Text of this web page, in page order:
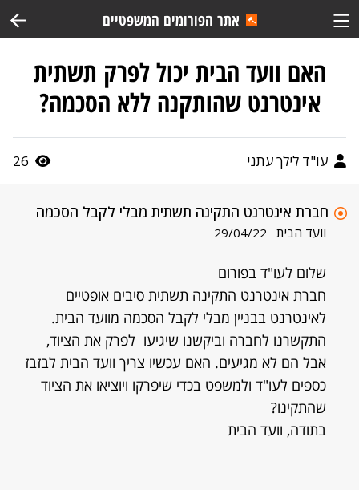
אתר הפורומים המשפטיים
האם וועד הבית יכול לפרק תשתית
אינטרנט שהותקנה ללא הסכמה?
עו"ד לילך עתני 26
חברת אינטרנט התקינה תשתית מבלי לקבל הסכמה
וועד הבית 29/04/22
שלום לעו"ד בפורום
חברת אינטרנט התקינה תשתית סיבים אופטיים
לאינטרנט בבניין מבלי לקבל הסכמה מוועד הבית.
התקשרנו לחברה וביקשנו שיגיעו לפרק את הציוד,
אבל הם לא מגיעים. האם עכשיו צריך וועד הבית לבזבז
כספים לעו"ד ולמשפט בכדי שיפרקו ויוציאו את הציוד
שהתקינו?
בתודה, וועד הבית